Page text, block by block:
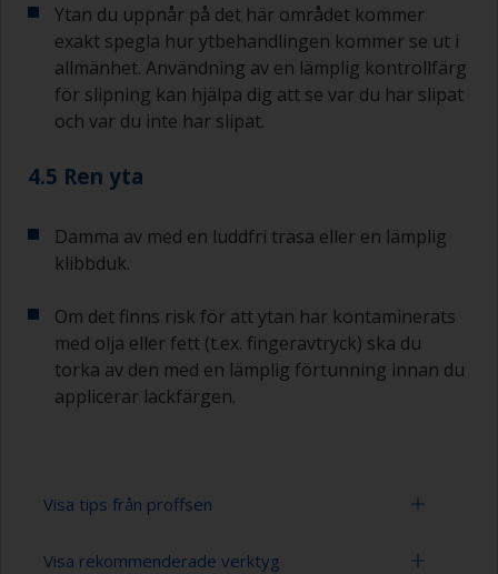
Ytan du uppnår på det här området kommer
exakt spegla hur ytbehandlingen kommer se ut i
allmänhet. Användning av en lämplig kontrollfärg
för slipning kan hjälpa dig att se var du har slipat
och var du inte har slipat.
4.5 Ren yta
Damma av med en luddfri trasa eller en lämplig
klibbduk.
Om det finns risk för att ytan har kontaminerats
med olja eller fett (t.ex. fingeravtryck) ska du
torka av den med en lämplig förtunning innan du
applicerar lackfärgen.
Visa tips från proffsen
Arbeta med en roller:
Visa rekommenderade verktyg